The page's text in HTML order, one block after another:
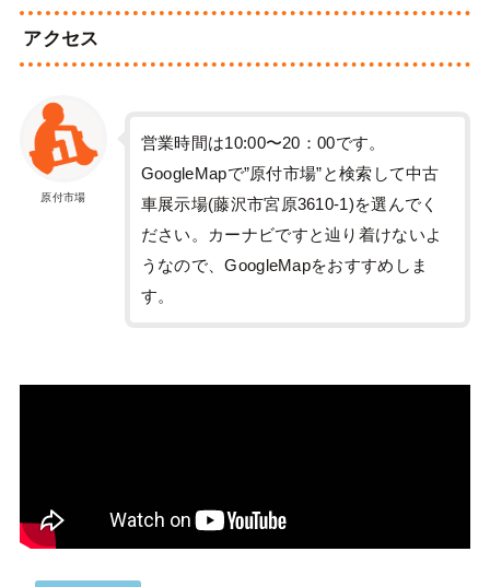
アクセス
原付市場
営業時間は10:00〜20：00です。
GoogleMapで”原付市場”と検索して中古
車展示場(藤沢市宮原3610-1)を選んでく
ださい。カーナビですと辿り着けないよ
うなので、GoogleMapをおすすめしま
す。